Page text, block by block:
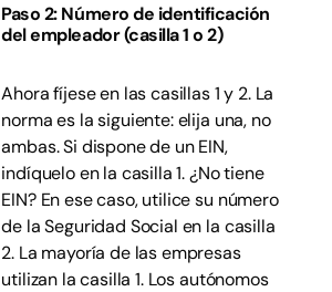
Paso 2: Número de identificación
del empleador (casilla 1 o 2)
Ahora fíjese en las casillas 1 y 2. La
norma es la siguiente: elija una, no
ambas. Si dispone de un EIN,
indíquelo en la casilla 1. ¿No tiene
EIN? En ese caso, utilice su número
de la Seguridad Social en la casilla
2. La mayoría de las empresas
utilizan la casilla 1. Los autónomos